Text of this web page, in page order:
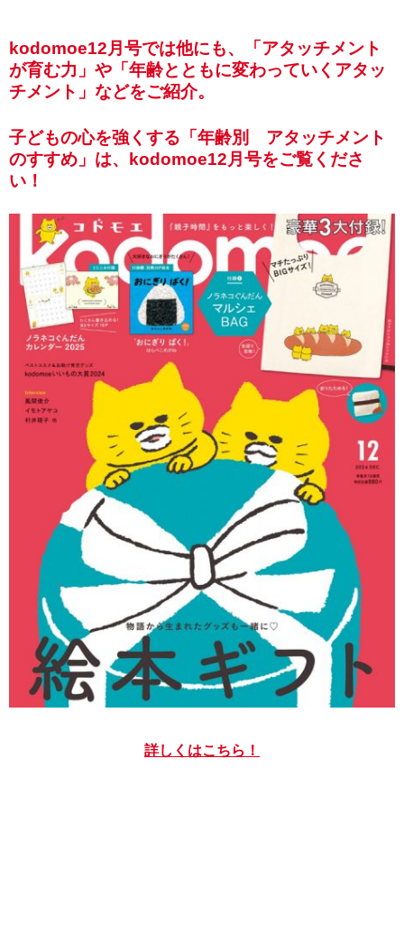
kodomoe12月号では他にも、「アタッチメント
が育む力」や「年齢とともに変わっていくアタッ
チメント」などをご紹介。
子どもの心を強くする「年齢別 アタッチメント
のすすめ」は、kodomoe12月号をご覧くださ
い！
詳しくはこちら！